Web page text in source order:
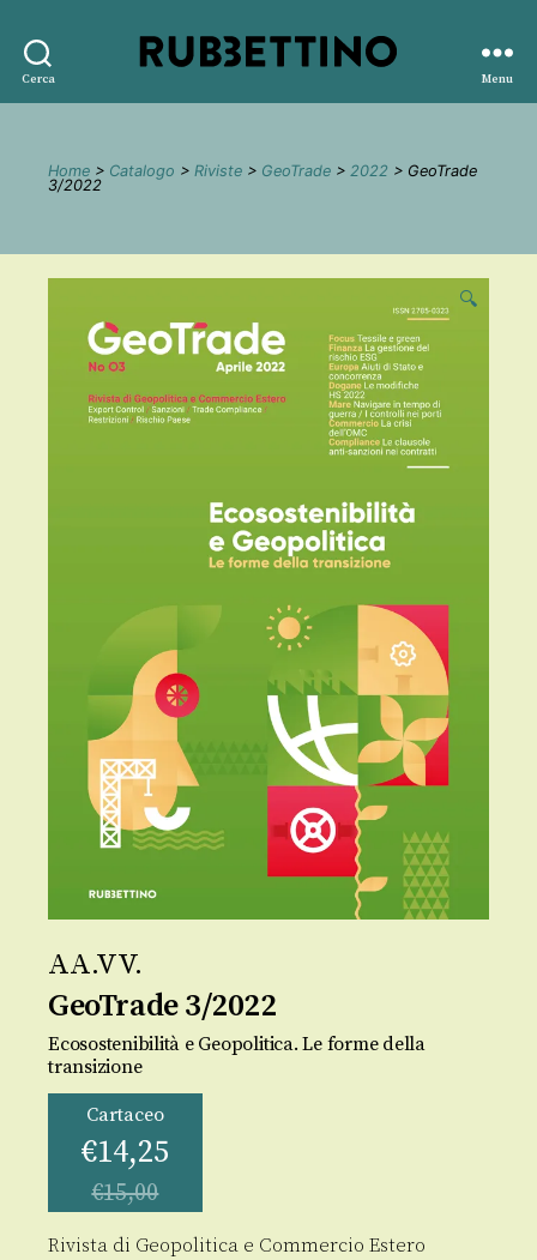
Cerca
editore
Menu
Home > Catalogo > Riviste > GeoTrade > 2022 > GeoTrade
3/2022
🔍
AA.VV.
GeoTrade 3/2022
Ecosostenibilità e Geopolitica. Le forme della
transizione
Cartaceo
€14,25
€15,00
Rivista di Geopolitica e Commercio Estero